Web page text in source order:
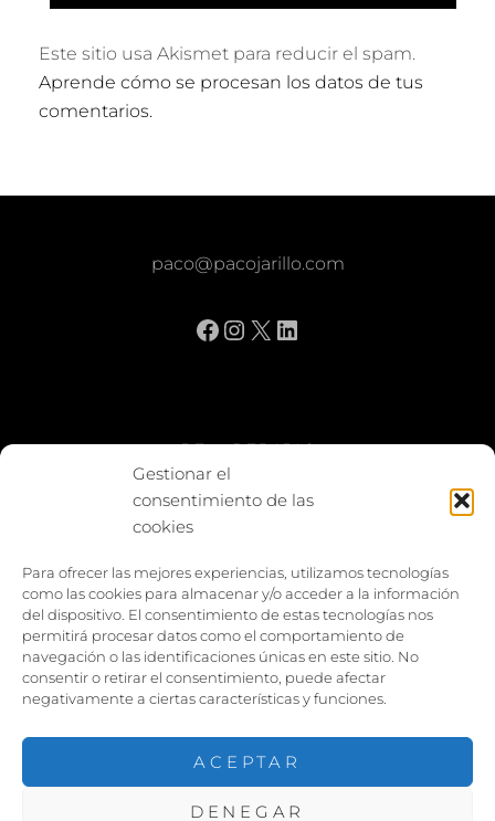
Gestionar el
consentimiento de las
cookies
Para ofrecer las mejores experiencias, utilizamos tecnologías
como las cookies para almacenar y/o acceder a la información
del dispositivo. El consentimiento de estas tecnologías nos
permitirá procesar datos como el comportamiento de
navegación o las identificaciones únicas en este sitio. No
consentir o retirar el consentimiento, puede afectar
negativamente a ciertas características y funciones.
ACEPTAR
DENEGAR
Este sitio usa Akismet para reducir el spam.
Aprende cómo se procesan los datos de tus
comentarios.
paco@pacojarillo.com
Facebook
Instagram
X LinkedIn
BE vs REBAJAS
Entes
Capturar y compartir
Vía larga